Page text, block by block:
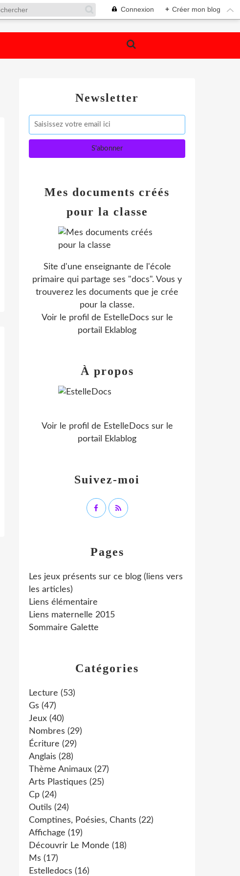
Connexion + Créer mon blog
Newsletter
Catégories
Lecture (53)
Gs (47)
Jeux (40)
Nombres (29)
Écriture (29)
Anglais (28)
Thème Animaux (27)
Arts Plastiques (25)
Cp (24)
Outils (24)
Comptines, Poésies, Chants (22)
Affichage (19)
Découvrir Le Monde (18)
Ms (17)
Estelledocs (16)
Pages
Les jeux présents sur ce blog (liens vers
les articles)
Liens élémentaire
Liens maternelle 2015
Sommaire Galette
Mes documents créés
pour la classe
Site d'une enseignante de l'école
primaire qui partage ses "docs". Vous y
trouverez les documents que je crée
pour la classe.
Voir le profil de EstelleDocs sur le
portail Eklablog
Suivez-moi
À propos
Voir le profil de EstelleDocs sur le
portail Eklablog